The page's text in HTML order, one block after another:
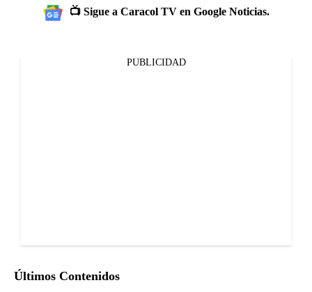
📺 Sigue a Caracol TV en Google Noticias.
PUBLICIDAD
Últimos Contenidos